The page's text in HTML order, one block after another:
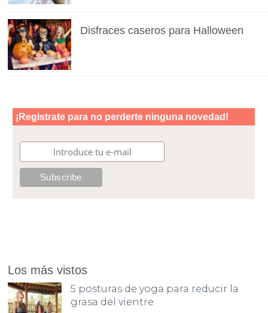
Disfraces caseros para Halloween
Los más vistos
5 posturas de yoga para reducir la
grasa del vientre